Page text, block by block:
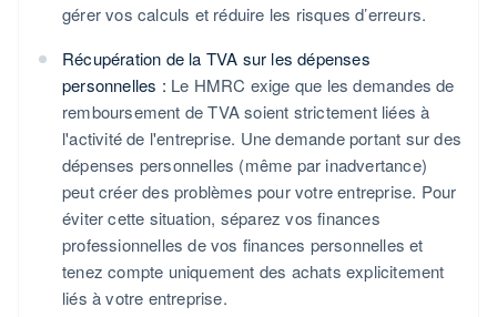
gérer vos calculs et réduire les risques d’erreurs.
Récupération de la TVA sur les dépenses
personnelles : Le HMRC exige que les demandes de
remboursement de TVA soient strictement liées à
l'activité de l'entreprise. Une demande portant sur des
dépenses personnelles (même par inadvertance)
peut créer des problèmes pour votre entreprise. Pour
éviter cette situation, séparez vos finances
professionnelles de vos finances personnelles et
tenez compte uniquement des achats explicitement
liés à votre entreprise.